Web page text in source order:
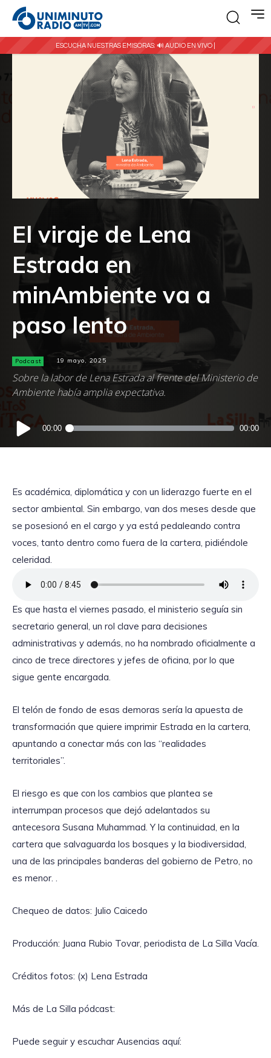
ESCUCHA NUESTRAS EMISORAS: 🔊 AUDIO EN VIVO |
El viraje de Lena
Estrada en
minAmbiente va a
paso lento
Podcast 19 mayo, 2025
Sobre la labor de Lena Estrada al frente del Ministerio de
Ambiente había amplia expectativa.
Reproductor
de
audio
00:00 00:00
Es académica, diplomática y con un liderazgo fuerte en el
sector ambiental. Sin embargo, van dos meses desde que
se posesionó en el cargo y ya está pedaleando contra
voces, tanto dentro como fuera de la cartera, pidiéndole
celeridad.
Es que hasta el viernes pasado, el ministerio seguía sin
secretario general, un rol clave para decisiones
administrativas y además, no ha nombrado oficialmente a
cinco de trece directores y jefes de oficina, por lo que
sigue gente encargada.
El telón de fondo de esas demoras sería la apuesta de
transformación que quiere imprimir Estrada en la cartera,
apuntando a conectar más con las “realidades
territoriales”.
El riesgo es que con los cambios que plantea se
interrumpan procesos que dejó adelantados su
antecesora Susana Muhammad. Y la continuidad, en la
cartera que salvaguarda los bosques y la biodiversidad,
una de las principales banderas del gobierno de Petro, no
es menor. .
Chequeo de datos: Julio Caicedo
Producción: Juana Rubio Tovar, periodista de La Silla Vacía.
Créditos fotos: (x) Lena Estrada
Más de La Silla pódcast:
Puede seguir y escuchar Ausencias aquí: